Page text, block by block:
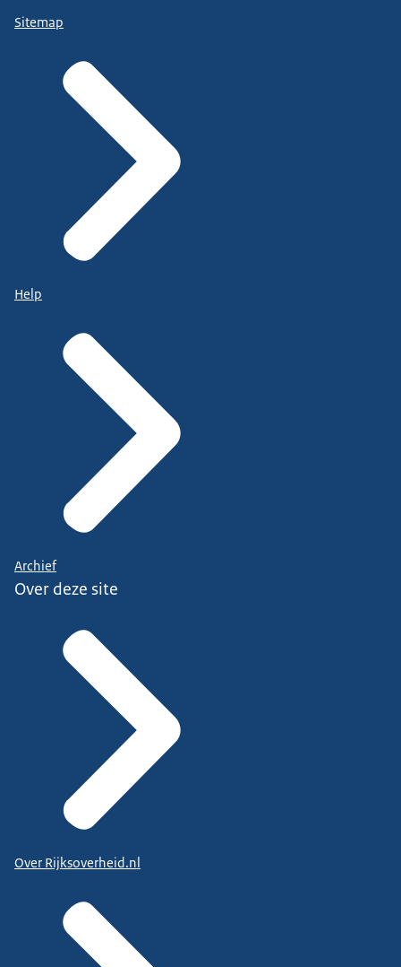
Sitemap
Help
Archief
Over deze site
Over Rijksoverheid.nl